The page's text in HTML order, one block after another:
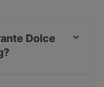
Dolce